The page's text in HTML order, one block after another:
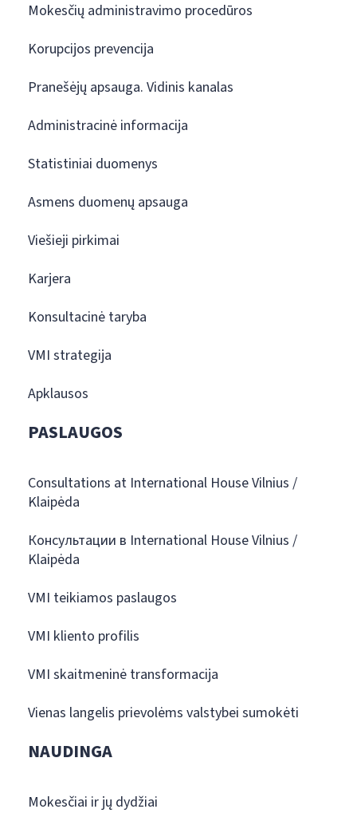
Mokesčių administravimo procedūros
Korupcijos prevencija
Pranešėjų apsauga. Vidinis kanalas
Administracinė informacija
Statistiniai duomenys
Asmens duomenų apsauga
Viešieji pirkimai
Karjera
Konsultacinė taryba
VMI strategija
Apklausos
PASLAUGOS
Consultations at International House Vilnius /
Klaipėda
Консультации в International House Vilnius /
Klaipėda
VMI teikiamos paslaugos
VMI kliento profilis
VMI skaitmeninė transformacija
Vienas langelis prievolėms valstybei sumokėti
NAUDINGA
Mokesčiai ir jų dydžiai